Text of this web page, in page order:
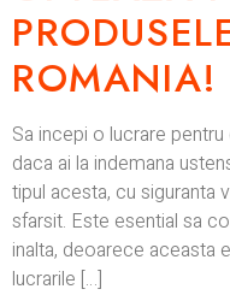
ROMANIA!
Sa incepi o lucrare
daca ai la indemana
tipul acesta, cu siguranta
sfarsit. Este esential sa
inalta, deoarece aceasta
lucrarile […]